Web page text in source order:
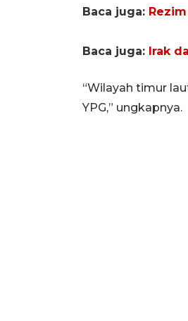
Baca juga:
Baca juga: Irak
“Wilayah timur
YPG,” ungkapnya.